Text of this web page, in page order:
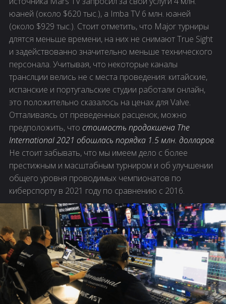
юаней (около $620 тыс.), а Imba TV 6 млн. юаней
(около $929 тыс.). Стоит отметить, что Major турниры
длятся меньше времени, на них не снимают True Sight
и задействованно значительно меньше технического
персонала. Учитывая, что некоторые каналы
транслции велись не с места проведения: китайские,
испанские и португальские студии работали онлайн,
это положительно сказалось на ценах для Valve.
Отталиваясь от преведенных расценок, можно
предположить, что стоимость продакшена The
International 2021 обошлась порядка 1.5 млн. долларов.
Не стоит забывать, что мы имеем дело с более
престижным и масштабным турниром и об улучшении
общего уровня проводимых чемпионатов по
киберспорту в 2021 году по сравнению с 2016.